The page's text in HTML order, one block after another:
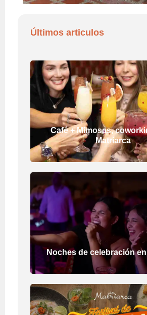
Últimos articulos
Café + Mimosas,
Matriarca
Noches de celebración